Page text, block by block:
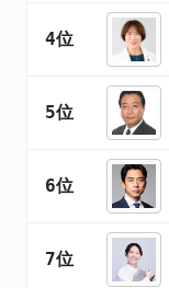
4位
5位
6位
7位